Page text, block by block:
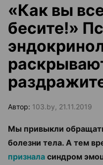
«Как вы
бесите!»
Автор: 103.by, 21.11.2019
Мы привыкли
болезни тела. А тем
признала синдром